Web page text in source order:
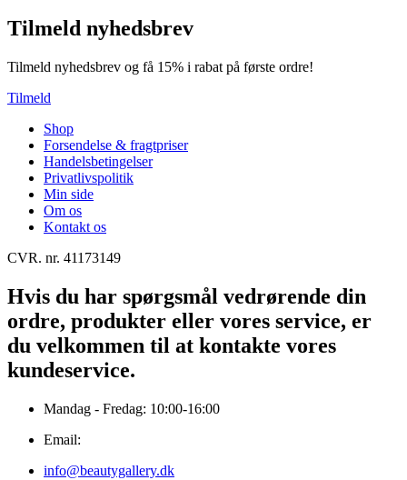
Tilmeld nyhedsbrev
Tilmeld nyhedsbrev og få 15% i rabat på første ordre!
Tilmeld
Shop
Forsendelse & fragtpriser
Handelsbetingelser
Privatlivspolitik
Min side
Om os
Kontakt os
CVR. nr. 41173149
Hvis du har spørgsmål vedrørende din
ordre, produkter eller vores service, er
du velkommen til at kontakte vores
kundeservice.
Mandag - Fredag: 10:00-16:00
Email:
info@beautygallery.dk